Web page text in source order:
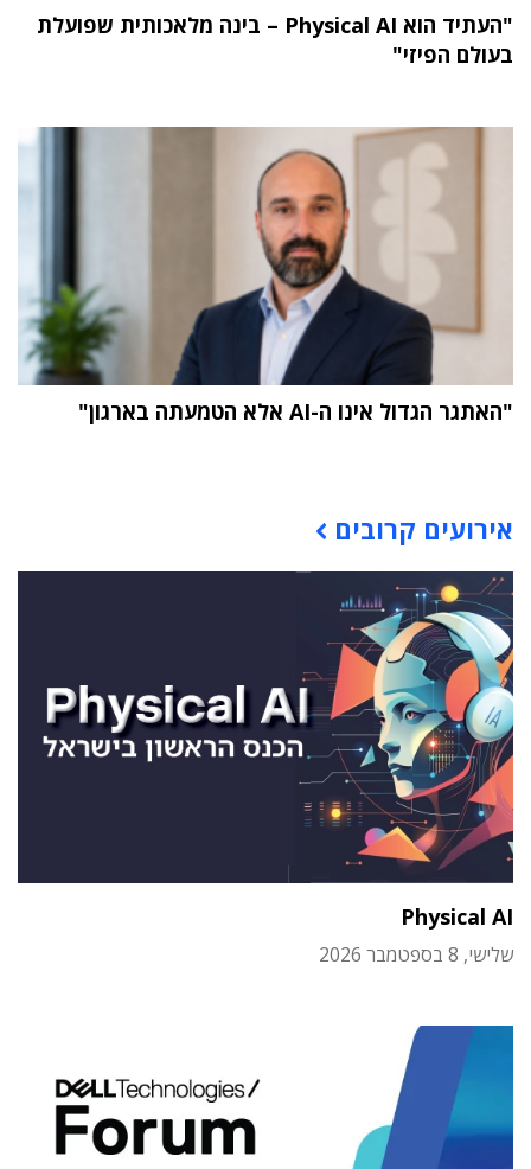
"העתיד הוא Physical AI – בינה מלאכותית שפועלת
בעולם הפיזי"
"האתגר הגדול אינו ה-AI אלא הטמעתה בארגון"
אירועים קרובים
Physical AI
שלישי, 8 בספטמבר 2026